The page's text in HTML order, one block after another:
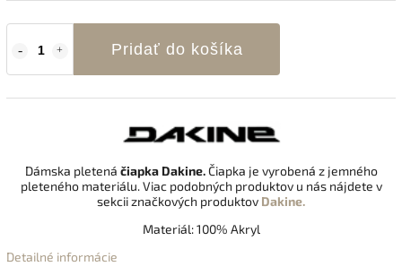
Pridať do košíka
Dámska pletená čiapka Dakine.Čiapka je vyrobená z jemného
pleteného materiálu. Viac podobných produktov u nás nájdete v
sekcii značkových produktov Dakine.
Materiál: 100% Akryl
Detailné informácie